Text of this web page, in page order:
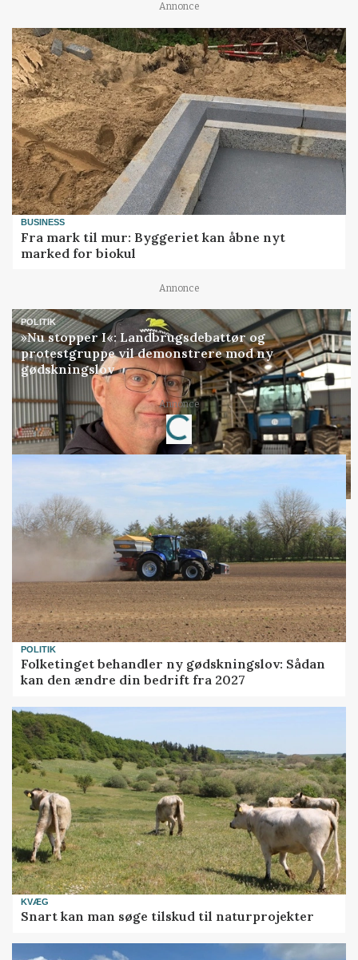
Annonce
BUSINESS
Fra mark til mur: Byggeriet kan åbne nyt
marked for biokul
Annonce
POLITIK
»Nu stopper I«: Landbrugsdebattør og
protestgruppe vil demonstrere mod ny
gødskningslov
Annonce
Loading...
POLITIK
Folketinget behandler ny gødskningslov: Sådan
kan den ændre din bedrift fra 2027
KVÆG
Snart kan man søge tilskud til naturprojekter